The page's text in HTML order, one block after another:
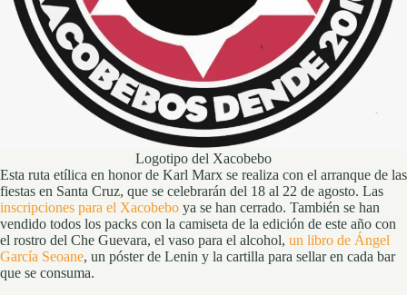
Logotipo del Xacobebo
Esta ruta etílica en honor de Karl Marx se realiza con el arranque de las
fiestas en Santa Cruz, que se celebrarán del 18 al 22 de agosto. Las
inscripciones para el Xacobebo ya se han cerrado. También se han
vendido todos los packs con la camiseta de la edición de este año con
el rostro del Che Guevara, el vaso para el alcohol, un libro de Ángel
García Seoane, un póster de Lenin y la cartilla para sellar en cada bar
que se consuma.